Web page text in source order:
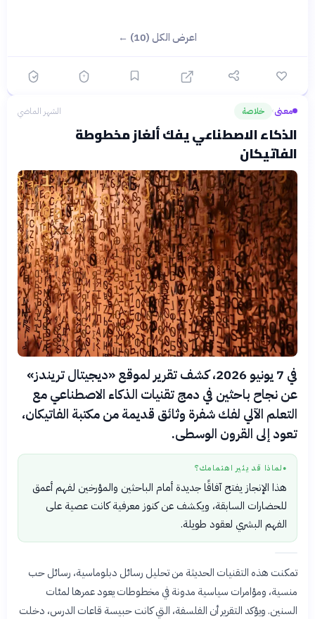
اعرض الكل (10) ←
معنى› خلاصة الشهر الماضي
الذكاء الاصطناعي يفك ألغاز مخطوطة
الفاتيكان
في 7 يونيو 2026، كشف تقرير لموقع «ديجيتال تريندز»
عن نجاح باحثين في دمج تقنيات الذكاء الاصطناعي مع
التعلم الآلي لفك شفرة وثائق قديمة من مكتبة الفاتيكان،
تعود إلى القرون الوسطى.
● لماذا قد يثير اهتمامك؟
هذا الإنجاز يفتح آفاقًا جديدة أمام الباحثين والمؤرخين لفهم أعمق
للحضارات السابقة، ويكشف عن كنوز معرفية كانت عصية على
الفهم البشري لعقود طويلة.
تمكنت هذه التقنيات الحديثة من تحليل رسائل دبلوماسية، رسائل حب
منسية، ومؤامرات سياسية مدونة في مخطوطات يعود عمرها لمئات
السنين. ويؤكد التقرير أن الفلسفة، التي كانت حبيسة قاعات الدرس، دخلت